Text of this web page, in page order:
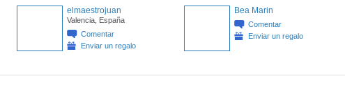
elmaestrojuan
Valencia, España
Comentar
Enviar un regalo
Bea Marin
Comentar
Enviar un regalo